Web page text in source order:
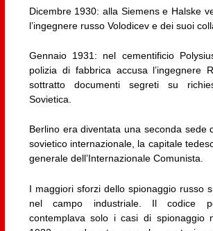
Dicembre 1930: alla Siemens e Halske
l’ingegnere russo Volodicev e dei suoi
Gennaio 1931: nel cementificio
polizia di fabbrica accusa l’ingegnere
sottratto documenti segreti su
Sovietica.
Berlino era diventata una seconda sede
sovietico internazionale, la capitale
generale dell’Internazionale Comunista.
I maggiori sforzi dello spionaggio russo
nel campo industriale. Il codice
contemplava solo i casi di spionaggio